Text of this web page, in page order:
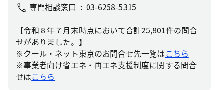
専門相談窓口
03-6258-5315
【令和８年７月末時点において合計25,801件の問合
せがありました。】
※クール・ネット東京のお問合せ先一覧はこちら
※事業者向け省エネ・再エネ支援制度に関する問合
せはこちら